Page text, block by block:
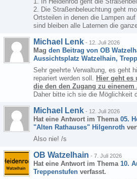
2. Die Straßenbeleuchtung geht
Ortsteilen in denen die Lampen
sind bleiben alle Laternen die
Michael Lenk - 12. Juli 2026
Mag den Beitrag von OB
Aussichtsplatz Watzelhain,
Sehr geehrte Verwaltung, es geht
repariert werden soll. Hier geht es
die den den Zugang zu
Daher bitte ich sie die Möglichkeit
Michael Lenk - 12. Juli 2026
Hat eine Antwort im Thema 05.
"Alten Rathauses" Hilgenroth
Also nie! /s
OB Watzelhain - 7. Juli 2026
Hat eine Antwort im Thema 10.
Treppenstufen verfasst.